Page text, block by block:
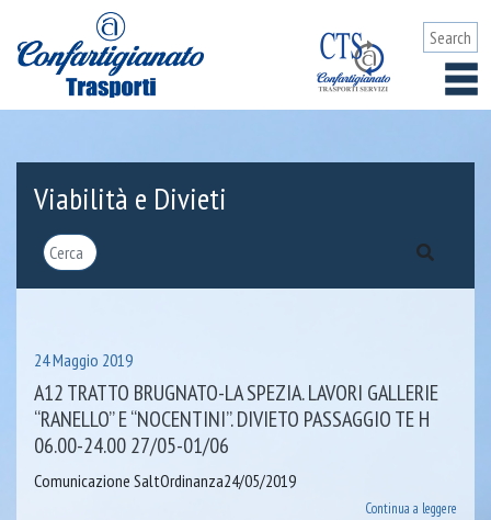
Viabilità e Divieti
24 Maggio 2019
A12 TRATTO BRUGNATO-LA SPEZIA. LAVORI GALLERIE
“RANELLO” E “NOCENTINI”. DIVIETO PASSAGGIO TE H
06.00-24.00 27/05-01/06
Comunicazione SaltOrdinanza24/05/2019
Continua a leggere